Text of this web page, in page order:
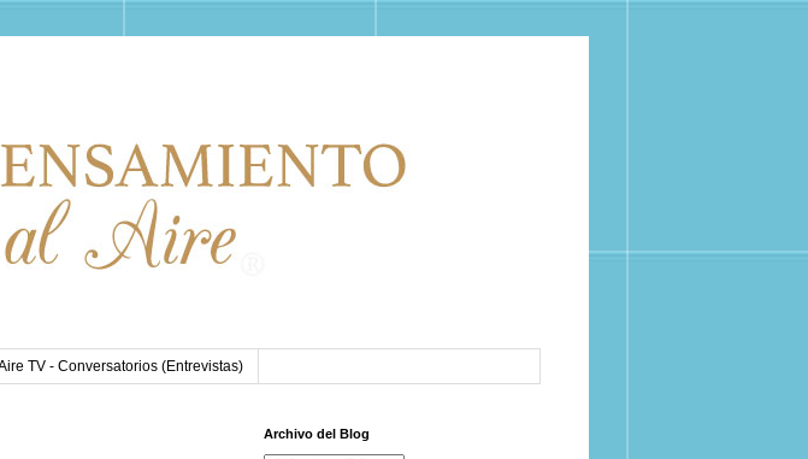
TV - Conversatorios (Entrevistas)
Archivo del Blog